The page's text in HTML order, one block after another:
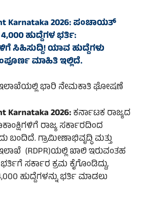
Karnataka 2026: ಪಂಚಾಯತ್
ಹುದ್ದೆಗಳ ಭರ್ತಿ:
ಸಿಹಿಸುದ್ದಿ! ಯಾವ ಹುದ್ದೆಗಳು
ಮಾಹಿತಿ ಇಲ್ಲಿದೆ.
ಭಾರಿ ನೇಮಕಾತಿ ಘೋಷಣೆ
Karnataka 2026:ಕರ್ನಾಟಕ ರಾಜ್ಯದ
ರಾಜ್ಯ ಸರ್ಕಾರದಿಂದ
ಬಂದಿದೆ. ಗ್ರಾಮೀಣಾಭಿವೃದ್ಧಿ ಮತ್ತು
(RDPR)ಯಲ್ಲಿ ಖಾಲಿ ಇರುವಂತಹ
ಸರ್ಕಾರ ಕ್ರಮ ಕೈಗೊಂಡಿದ್ದು,
ಹುದ್ದೆಗಳನ್ನು ಭರ್ತಿ ಮಾಡಲು